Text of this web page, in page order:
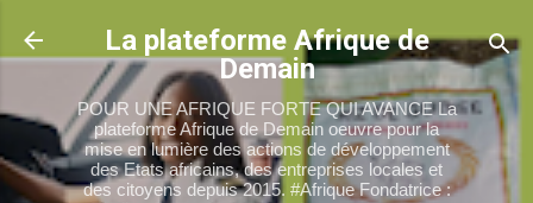
Accéder au contenu principal
La plateforme Afrique de
Demain
POUR UNE AFRIQUE FORTE QUI AVANCE La
plateforme Afrique de Demain oeuvre pour la
mise en lumière des actions de développement
des Etats africains, des entreprises locales et
des citoyens depuis 2015. #Afrique Fondatrice :